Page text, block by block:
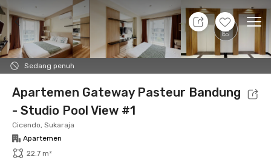
+12
Sedang penuh
10 Agt 26 - Belum tahu
Foto Fasilitas bersama Lokasi Aturan
Apartemen Gateway Pasteur Bandung
- Studio Pool View #1
Cicendo, Sukaraja
Apartemen
22.7 m²